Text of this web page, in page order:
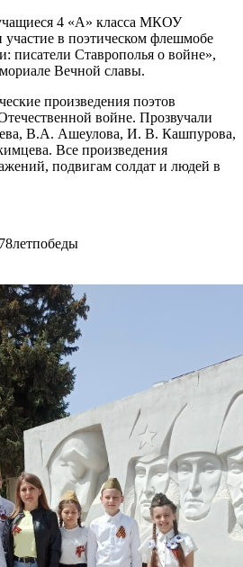
4 «А» класса МКОУ
в поэтическом​ флешмобе
писатели Ставрополья о войне»,
Вечной славы.
произведения поэтов
войне. Прозвучали
В.А. Ашеулова, И. В. Кашпурова,
Все произведения
подвигам солдат и людей в